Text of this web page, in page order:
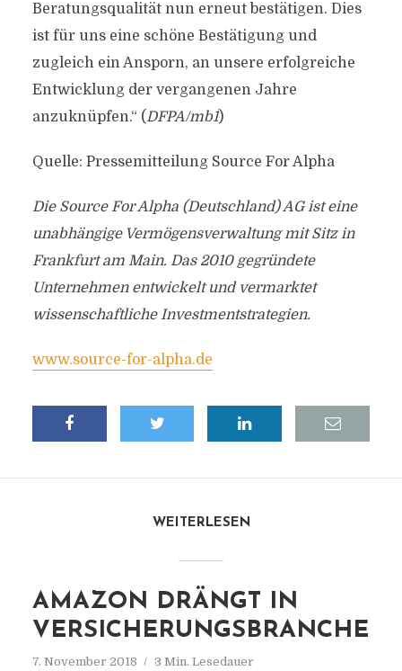
Beratungsqualität nun erneut bestätigen. Dies
ist für uns eine schöne Bestätigung und
zugleich ein Ansporn, an unsere erfolgreiche
Entwicklung der vergangenen Jahre
anzuknüpfen.“ (DFPA/mb1)
Quelle: Pressemitteilung Source For Alpha
Die Source For Alpha (Deutschland) AG ist eine
unabhängige Vermögensverwaltung mit Sitz in
Frankfurt am Main. Das 2010 gegründete
Unternehmen entwickelt und vermarktet
wissenschaftliche Investmentstrategien.
www.source-for-alpha.de
WEITERLESEN
AMAZON DRÄNGT IN
VERSICHERUNGSBRANCHE
7. November 2018 3 Min. Lesedauer